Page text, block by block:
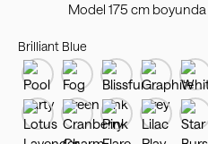
Model 175 cm
Brilliant Blue